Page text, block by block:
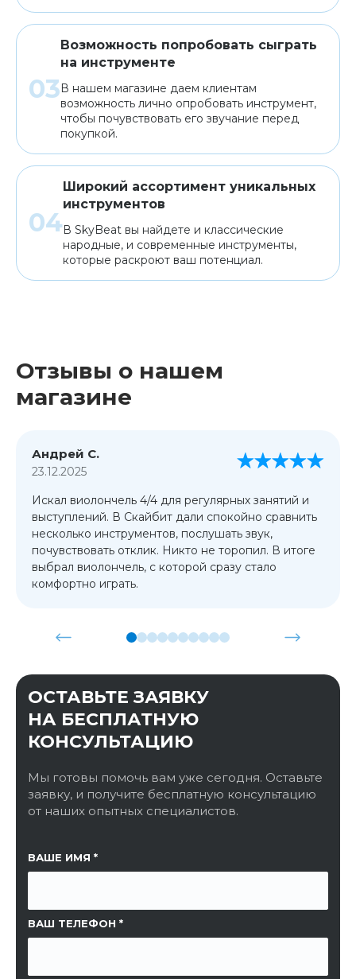
Возможность попробовать сыграть
на инструменте
В нашем магазине даем клиентам
возможность лично опробовать инструмент,
чтобы почувствовать его звучание перед
покупкой.
Широкий ассортимент уникальных
инструментов
В SkyBeat вы найдете и классические
народные, и современные инструменты,
которые раскроют ваш потенциал.
Отзывы о нашем
магазине
Андрей С.
23.12.2025
Искал виолончель 4/4 для регулярных занятий и
выступлений. В Скайбит дали спокойно сравнить
несколько инструментов, послушать звук,
почувствовать отклик. Никто не торопил. В итоге
выбрал виолончель, с которой сразу стало
комфортно играть.
ОСТАВЬТЕ ЗАЯВКУ
НА БЕСПЛАТНУЮ
КОНСУЛЬТАЦИЮ
Мы готовы помочь вам уже сегодня. Оставьте
заявку, и получите бесплатную консультацию
от наших опытных специалистов.
ВАШЕ ИМЯ
ВАШ ТЕЛЕФОН
ССЫЛКА НА СТРАНИЦУ